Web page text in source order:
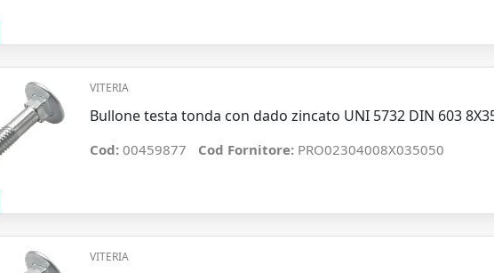
VITERIA
Bullone testa tonda con dado zincato UNI 5732 DIN 603
Cod: 00459877 Cod Fornitore: PRO02304008X035050
VITERIA